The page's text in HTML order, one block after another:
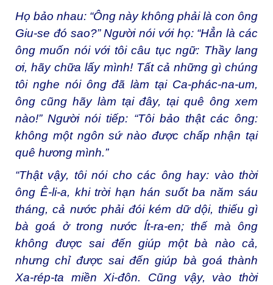
Họ bảo nhau: “Ông này không phải là con ông
Giu-se đó sao?” Người nói với họ: “Hẳn là các
ông muốn nói với tôi câu tục ngữ: Thầy lang
ơi, hãy chữa lấy mình! Tất cả những gì chúng
tôi nghe nói ông đã làm tại Ca-phác-na-um,
ông cũng hãy làm tại đây, tại quê ông xem
nào!” Người nói tiếp: “Tôi bảo thật các ông:
không một ngôn sứ nào được chấp nhận tại
quê hương mình.”
“Thật vậy, tôi nói cho các ông hay: vào thời
ông Ê-li-a, khi trời hạn hán suốt ba năm sáu
tháng, cả nước phải đói kém dữ dội, thiếu gì
bà goá ở trong nước Ít-ra-en; thế mà ông
không được sai đến giúp một bà nào cả,
nhưng chỉ được sai đến giúp bà goá thành
Xa-rép-ta miền Xi-đôn. Cũng vậy, vào thời